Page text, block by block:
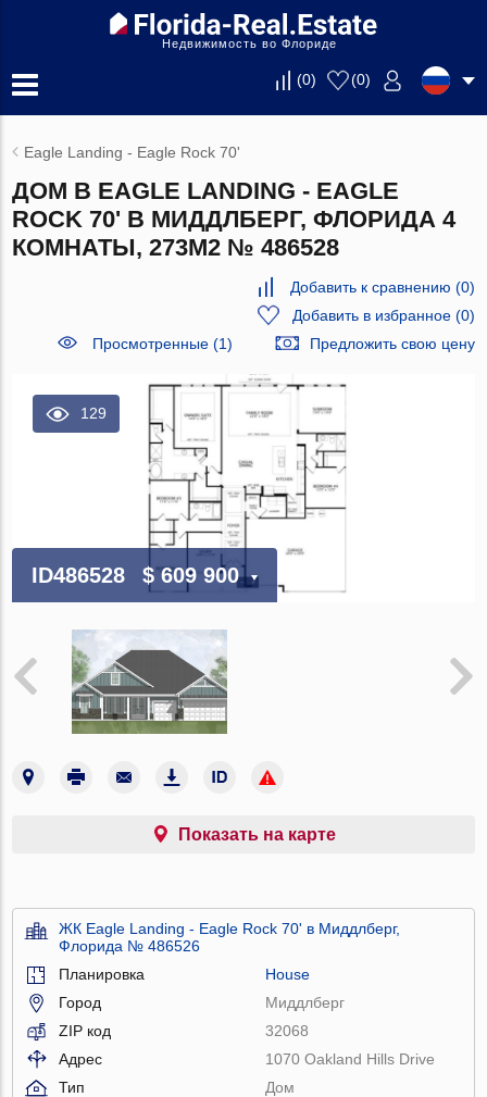
Недвижимость во Флориде
(0) (0)
Eagle Landing - Eagle Rock 70'
ДОМ В EAGLE LANDING - EAGLE
ROCK 70' В МИДДЛБЕРГ, ФЛОРИДА 4
КОМНАТЫ, 273М2 № 486528
Добавить к сравнению (0)
Добавить в избранное(0)
Просмотренные (1)
Предложить свою цену
129
ID486528 $ 609 900
Показать на карте
ЖК Eagle Landing - Eagle Rock 70' в Миддлберг,
Флорида № 486526
Планировка
House
Город
Миддлберг
ZIP код
32068
Адрес
1070 Oakland Hills Drive
Тип
Дом